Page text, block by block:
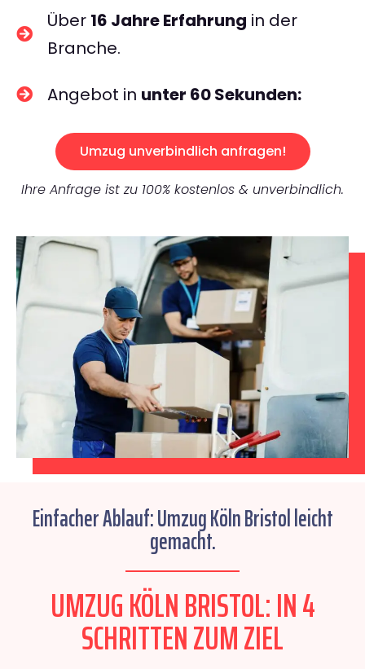
Über 16 Jahre Erfahrung in der
Branche.
Angebot in unter 60 Sekunden:
Umzug unverbindlich anfragen!
Ihre Anfrage ist zu 100% kostenlos & unverbindlich.
Einfacher Ablauf: Umzug Köln Bristol leicht
gemacht.
UMZUG KÖLN BRISTOL: IN 4
SCHRITTEN ZUM ZIEL